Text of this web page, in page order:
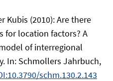
Kubis (2010): Are there
for location factors? A
of interregional
In: Schmollers Jahrbuch,
schm.130.2.143